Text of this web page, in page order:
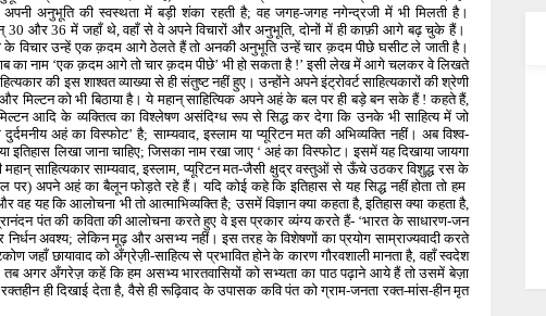
अनुभूति की स्वस्थता में बड़ी शंका रहती है; वह जगह-जगह नगेन्द्रजी में भी मिलती है।
30 और 36 में जहाँ थे, वहाँ से वे अपने विचारों और अनुभूति, दोनों में ही काफ़ी आगे बढ़ चुके हैं।
के विचार उन्हें एक क़दम आगे ठेलते हैं तो अनकी अनुभूति उन्हें चार क़दम पीछे घसीट ले जाती है।
का नाम ‘एक क़दम आगे तो चार क़दम पीछे’ भी हो सकता है !’ इसी लेख में आगे चलकर वे लिखते
की इस शाश्वत व्याख्या से ही संतुष्ट नहीं हुए। उन्होंने अपने इंट्रोवर्ट साहित्यकारों की श्रेणी
और मिल्टन को भी बिठाया है। ये महान् साहित्यिक अपने अहं के बल पर ही बड़े बन सके हैं ! कहते हैं,
मिल्टन आदि के व्यक्तित्व का विश्लेषण असंदिग्ध रूप से सिद्ध कर देगा कि उनके भी साहित्य में जो
अहं का विस्फोट’ है; साम्यवाद, इस्लाम या प्यूरिटन मत की अभिव्यक्ति नहीं। अब विश्व-
इतिहास लिखा जाना चाहिए; जिसका नाम रखा जाए ‘ अहं का विस्फोट। इसमें यह दिखाया जायगा
साहित्यकार साम्यवाद, इस्लाम, प्यूरिटन मत-जैसी क्षुद्र वस्तुओं से ऊँचे उठकर विशुद्ध रस के
पर) अपने अहं का बैलून फोड़ते रहे हैं। यदि कोई कहे कि इतिहास से यह सिद्ध नहीं होता तो हम
यह कि आलोचना भी तो आत्माभिव्यक्ति है; उसमें विज्ञान क्या कहता है, इतिहास क्या कहता है,
पंत की कविता की आलोचना करते हुए वे इस प्रकार व्यंग्य करते हैं- ‘भारत के साधारण-जन
निर्धन अवश्य; लेकिन मूढ़ और असभ्य नहीं। इस तरह के विशेषणों का प्रयोग साम्राज्यवादी करते
जहाँ छायावाद को अँग्रेज़ी-साहित्य से प्रभावित होने के कारण गौरवशाली मानता है, वहाँ स्वदेश
अगर अँगरेज़ कहें कि हम असभ्य भारतवासियों को सभ्यता का पाठ पढ़ाने आये हैं तो उसमें बेज़ा
ही दिखाई देता है, वैसे ही रूढ़िवाद के उपासक कवि पंत को ग्राम-जनता रक्त-मांस-हीन मृत